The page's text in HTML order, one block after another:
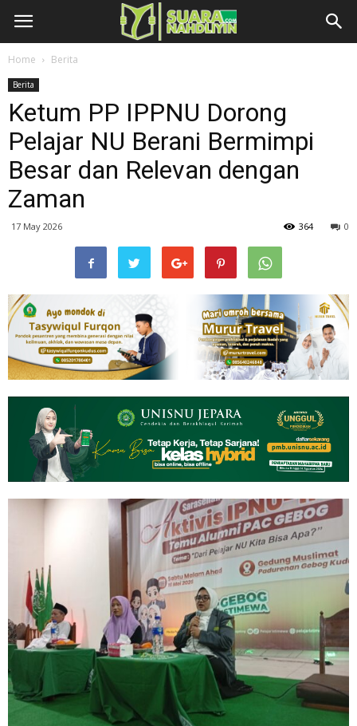
Home Berita
Berita
Ketum PP IPPNU Dorong
Pelajar NU Berani Bermimpi
Besar dan Relevan dengan
Zaman
17 May 2026 0
364